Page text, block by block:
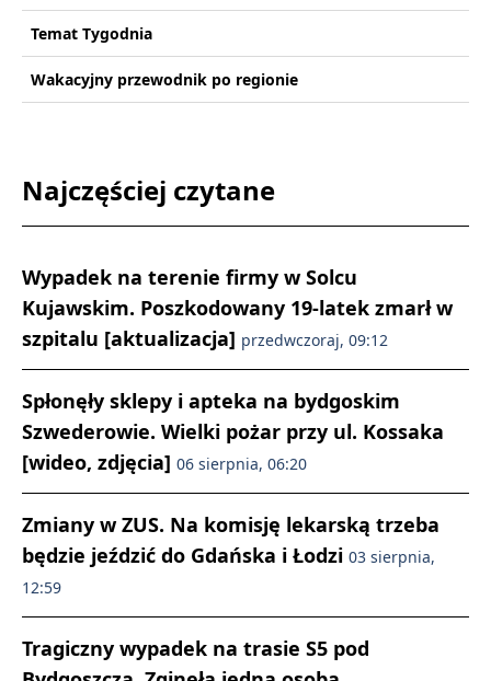
Temat Tygodnia
Wakacyjny przewodnik po regionie
Najczęściej czytane
Wypadek na terenie firmy w Solcu
Kujawskim. Poszkodowany 19-latek zmarł w
szpitalu [aktualizacja] przedwczoraj, 09:12
Spłonęły sklepy i apteka na bydgoskim
Szwederowie. Wielki pożar przy ul. Kossaka
[wideo, zdjęcia] 06 sierpnia, 06:20
Zmiany w ZUS. Na komisję lekarską trzeba
będzie jeździć do Gdańska i Łodzi 03 sierpnia,
12:59
Tragiczny wypadek na trasie S5 pod